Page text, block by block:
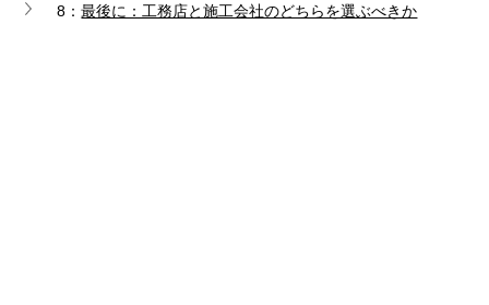
8：最後に：工務店と施工会社のどちらを選ぶべきか